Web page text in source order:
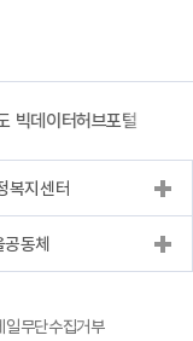
빅데이터허브포털
복지센터
동체
일무단수집거부